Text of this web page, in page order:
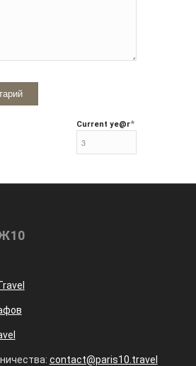
Current ye@r*
contact@paris10.travel